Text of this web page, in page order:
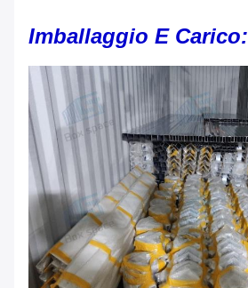
Imballaggio E Carico: